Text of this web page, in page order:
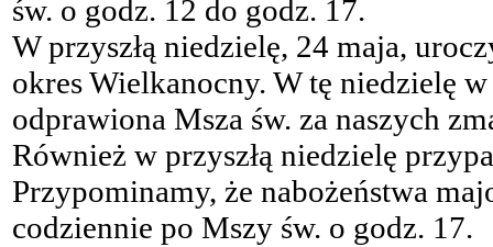
św. o godz. 12 do godz. 17.
W przyszłą niedzielę, 24 maja,
okres Wielkanocny. W tę niedzielę
odprawiona Msza św. za naszych
Również w przyszłą niedzielę
Przypominamy, że nabożeństwa
codziennie po Mszy św. o godz. 17.